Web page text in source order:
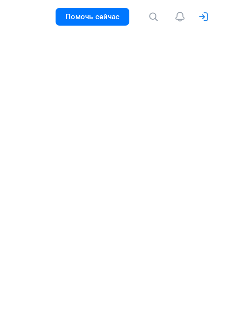
Помочь сейчас